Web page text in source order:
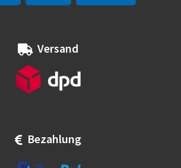
Versand
Bezahlung